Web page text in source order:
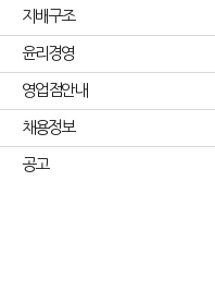
지배구조
윤리경영
영업점안내
채용정보
공고